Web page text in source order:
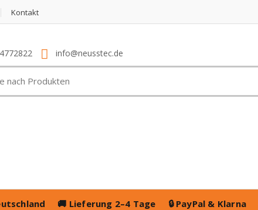
Kontakt
info@neusstec.de
🚚 Lieferung 2–4 Tage 🔒 PayPal & Klarna